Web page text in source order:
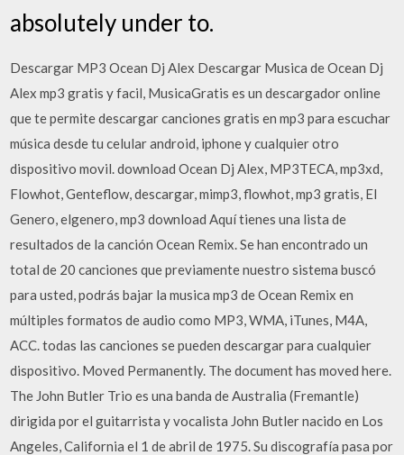
absolutely under to.
Descargar MP3 Ocean Dj Alex Descargar Musica de Ocean Dj
Alex mp3 gratis y facil, MusicaGratis es un descargador online
que te permite descargar canciones gratis en mp3 para escuchar
música desde tu celular android, iphone y cualquier otro
dispositivo movil. download Ocean Dj Alex, MP3TECA, mp3xd,
Flowhot, Genteflow, descargar, mimp3, flowhot, mp3 gratis, El
Genero, elgenero, mp3 download Aquí tienes una lista de
resultados de la canción Ocean Remix. Se han encontrado un
total de 20 canciones que previamente nuestro sistema buscó
para usted, podrás bajar la musica mp3 de Ocean Remix en
múltiples formatos de audio como MP3, WMA, iTunes, M4A,
ACC. todas las canciones se pueden descargar para cualquier
dispositivo. Moved Permanently. The document has moved here.
The John Butler Trio es una banda de Australia (Fremantle)
dirigida por el guitarrista y vocalista John Butler nacido en Los
Angeles, California el 1 de abril de 1975. Su discografía pasa por